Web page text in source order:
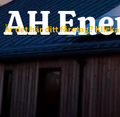
AH
Är det här ditt företag?